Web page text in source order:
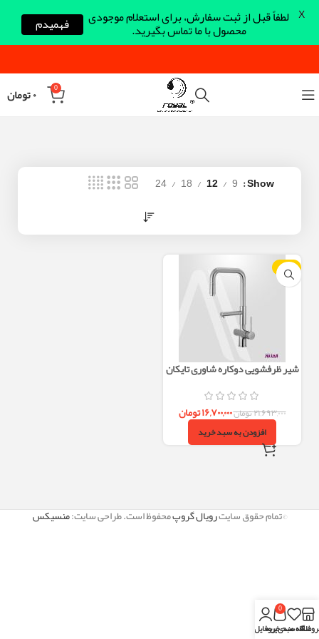
0 ۰تومان
Show
9
12
18
24
-23%
شیر ظرفشویی دوکاره شاوری تایکان
۲۱,۶۹۳,۰۰۰تومان۱۶,۷۰۰,۰۰۰تومان
افزودن به سبد خرید
©تمام حقوق سایترویال گروپمحفوظ است. طراحی سایت:منسیکس
لطفاً قبل از ثبت سفارش، برای استعلام موجودی
محصول با ما تماس بگیرید. فهمیدم X
علاقه مندی
0
سبد خریدپروفایل